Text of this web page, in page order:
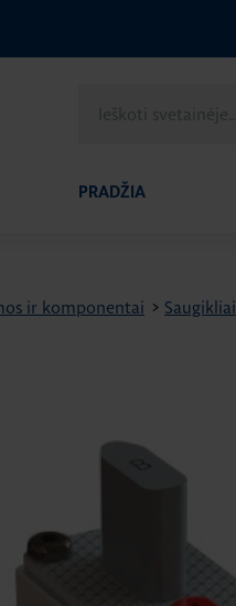
svetainėje
PRADŽIA
ir komponentai > Saugikliai